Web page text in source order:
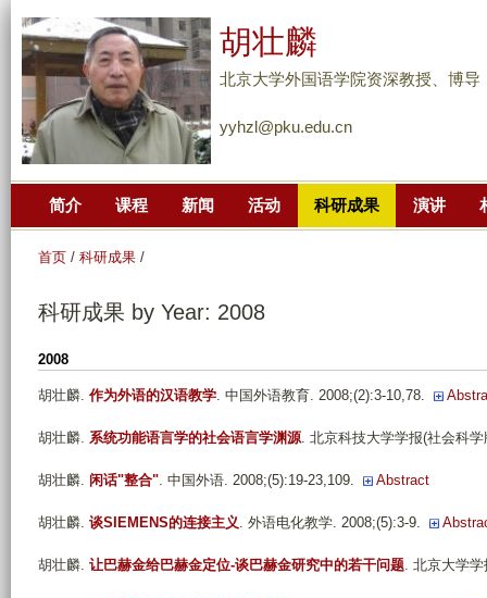
到
主
胡壮麟
北京大学外国语学院资深教授、博导
yyhzl@pku.edu.cn
简介 课程 新闻 活动 科研成果 演讲
首页 / 科研成果 /
科研成果 by Year: 2008
2008
胡壮麟. 作为外语的汉语教学. 中国外语教育. 2008;(2):3-10,78.
胡壮麟. 系统功能语言学的社会语言学渊源. 北京科技大学学报(社会科
胡壮麟. 闲话"整合". 中国外语. 2008;(5):19-23,109. Abstract
胡壮麟. 谈SIEMENS的连接主义. 外语电化教学. 2008;(5):3-9.
胡壮麟. 让巴赫金给巴赫金定位-谈巴赫金研究中的若干问题. 北京大学